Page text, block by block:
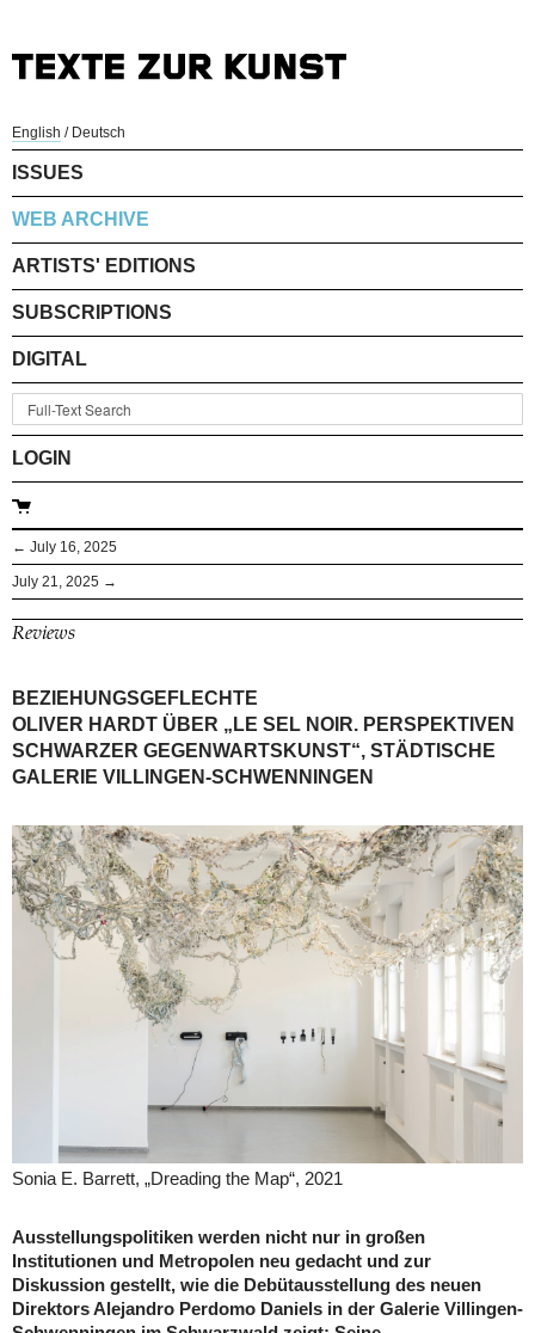
English / Deutsch
ISSUES
WEB ARCHIVE
ARTISTS' EDITIONS
SUBSCRIPTIONS
DIGITAL
LOGIN
← July 16, 2025
July 21, 2025 →
Reviews
BEZIEHUNGSGEFLECHTE
OLIVER HARDT ÜBER „LE SEL NOIR. PERSPEKTIVEN
SCHWARZER GEGENWARTSKUNST“, STÄDTISCHE
GALERIE VILLINGEN-SCHWENNINGEN
Sonia E. Barrett, „Dreading the Map“, 2021
Ausstellungspolitiken werden nicht nur in großen
Institutionen und Metropolen neu gedacht und zur
Diskussion gestellt, wie die Debütausstellung des neuen
Direktors Alejandro Perdomo Daniels in der Galerie Villingen-